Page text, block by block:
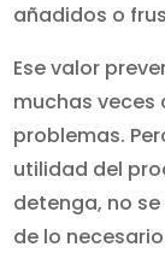
añadidos o
Ese valor
muchas veces
problemas.
utilidad del
detenga, no
de lo